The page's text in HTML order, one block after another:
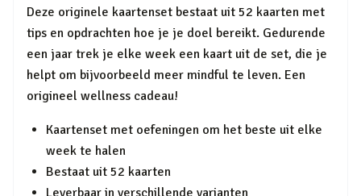
Deze originele kaartenset bestaat uit 52 kaarten met
tips en opdrachten hoe je je doel bereikt. Gedurende
een jaar trek je elke week een kaart uit de set, die je
helpt om bijvoorbeeld meer mindful te leven. Een
origineel wellness cadeau!
Kaartenset met oefeningen om het beste uit elke
week te halen
Bestaat uit 52 kaarten
Leverbaar in verschillende varianten